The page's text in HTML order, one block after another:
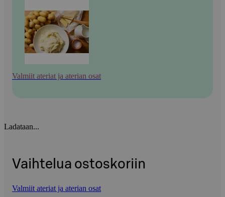
Valmiit ateriat ja aterian osat
Ladataan...
Vaihtelua ostoskoriin
Valmiit ateriat ja aterian osat